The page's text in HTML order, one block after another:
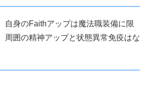
自身のFaithアップは魔法職装備に限
周囲の精神アップと状態異常免疫はな